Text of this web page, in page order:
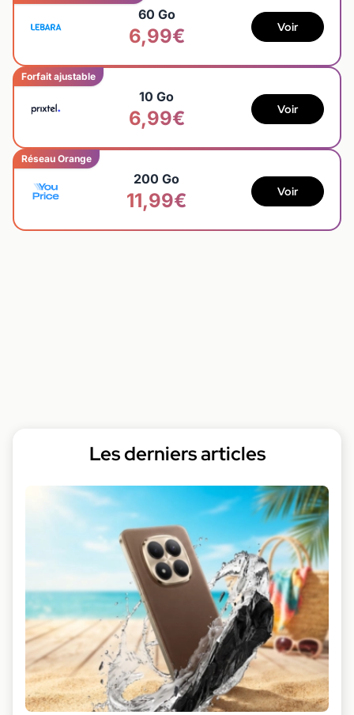
60 Go
6,99€ Voir
Forfait ajustable
10 Go
6,99€ Voir
Réseau Orange
200 Go
11,99€ Voir
Les derniers articles